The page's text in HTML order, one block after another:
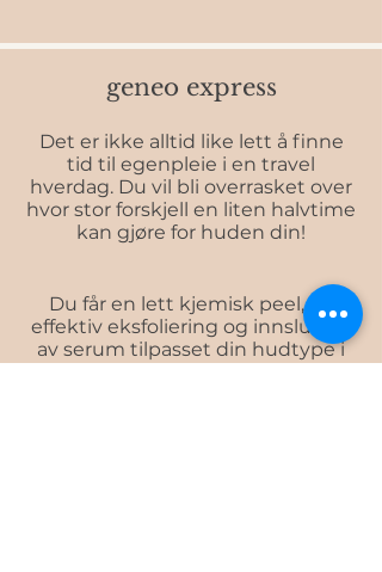
geneo express
Det er ikke alltid like lett å finne
tid til egenpleie i en travel
hverdag. Du vil bli overrasket over
hvor stor forskjell en liten halvtime
kan gjøre for huden din!
Du får en lett kjemisk peel, en
effektiv eksfoliering og innslusing
av serum tilpasset din hudtype i